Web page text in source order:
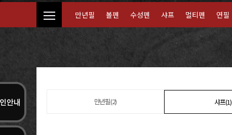
만년필 볼펜 수성펜 샤프 멀티펜 연필
만년필(2) 샤프(1)